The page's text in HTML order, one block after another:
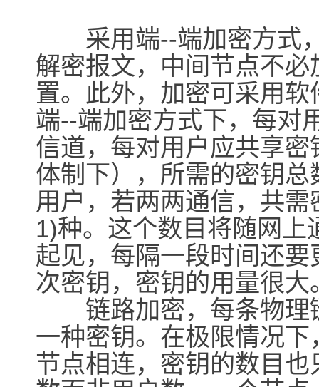
采用端--端加密方式，
解密报文，中间节点不
置。此外，加密可采用
端--端加密方式下，每对
信道，每对用户应共享
体制下），所需的密钥
用户，若两两通信，共
1)种。这个数目将随网
起见，每隔一段时间还
次密钥，密钥的用量很大
链路加密，每条物理
一种密钥。在极限情况
节点相连，密钥的数目